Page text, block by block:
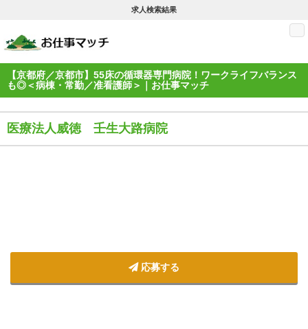
求人検索結果
【京都府／京都市】55床の循環器専門病院！ワークライフバランス
も◎＜病棟・常勤／准看護師＞｜お仕事マッチ
医療法人威徳 壬生大路病院
応募する